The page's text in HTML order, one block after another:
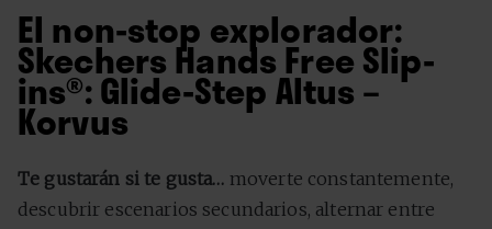
El non-stop explorador:
Skechers Hands Free Slip-
ins®: Glide-Step Altus –
Korvus
Te gustarán si te gusta… moverte constantemente,
descubrir escenarios secundarios, alternar entre